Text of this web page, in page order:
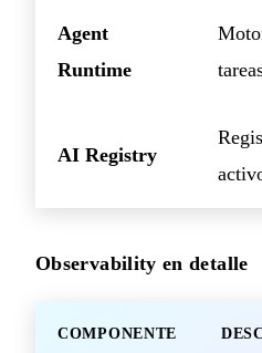
Agent
Runtime
AI Registry
Observability en detalle
COMPONENTE